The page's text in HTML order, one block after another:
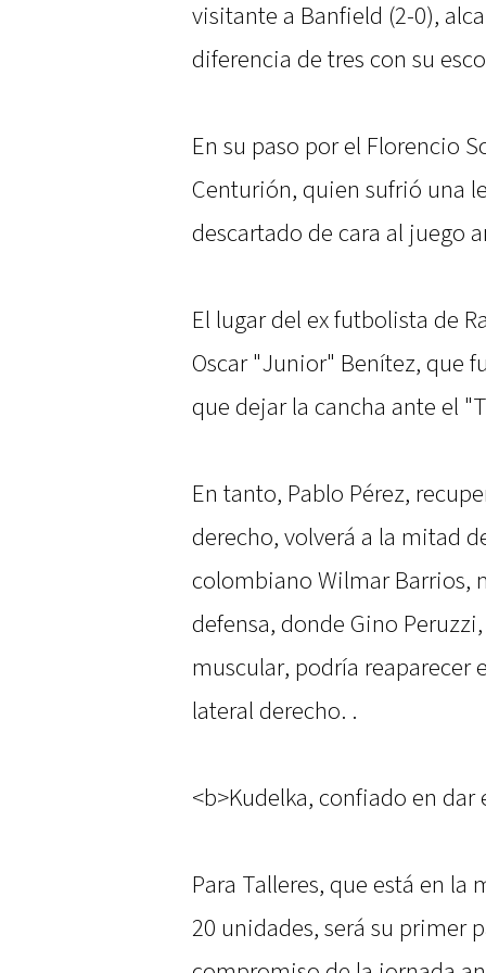
visitante a Banfield (2-0),
diferencia de tres con su
En su paso por el Florencio
Centurión, quien sufrió una
descartado de cara al juego
El lugar del ex futbolista de
Oscar "Junior" Benítez, que
que dejar la cancha ante el
En tanto, Pablo Pérez,
derecho, volverá a la mitad
colombiano Wilmar Barrios,
defensa, donde Gino
muscular, podría reaparecer
lateral derecho. .
<b>Kudelka, confiado en
Para Talleres, que está en
20 unidades, será su primer